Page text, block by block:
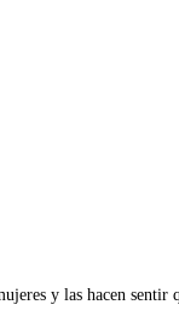
y las hacen sentir